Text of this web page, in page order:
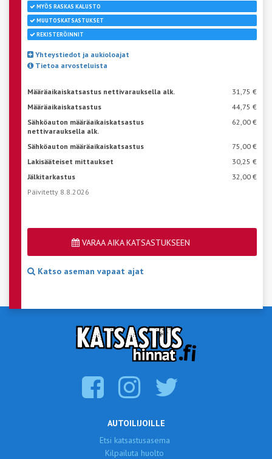
MYÖS RASKAS KALUSTO
MUUTOSKATSASTUKSET
REKISTERÖINNIT
Yhteystiedot ja aukioloajat
Tietoa arvosteluista
Määräaikaiskatsastus nettivarauksella alk.
31,75 €
Määräaikaiskatsastus
44,75 €
Sähköauton määräaikaiskatsastus
nettivarauksella alk.
62,00 €
Sähköauton määräaikaiskatsastus
75,00 €
Lakisääteiset mittaukset
30,25 €
Jälkitarkastus
32,00 €
Päivitetty 8.8.2026
VARAA AIKA KATSASTUKSEEN
Katso aseman vapaat ajat
AUTOILIJOILLE
Etsi katsastusasema
Kilpailuta huolto